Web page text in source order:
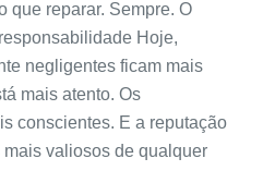
que reparar. Sempre. O
Hoje,
negligentes ficam mais
mais atento. Os
conscientes. E a reputação
valiosos de qualquer